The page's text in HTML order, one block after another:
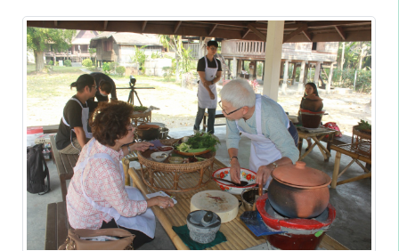
แก่ผู้เข้ารับการฝึกอบรม รวมทั้งให้ความรู้นักท่องเที่ยวชาว
ไทยและต่างชาติที่เข้าชมพิพิธภัณฑ์เรือนโบราณล้านนา เพื่อจะ
ได้นำความรู้ไปใช้ประโยชน์หรือต่อยอดต่อไปได้